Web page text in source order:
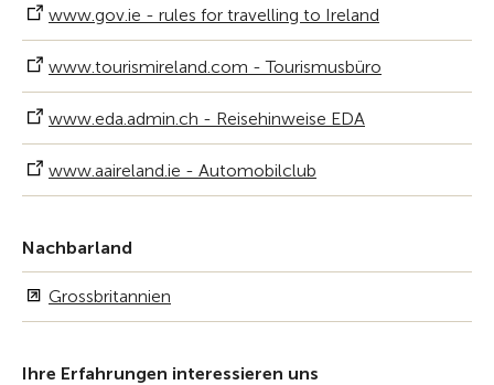
www.gov.ie - rules for travelling to Ireland
www.tourismireland.com - Tourismusbüro
www.eda.admin.ch - Reisehinweise EDA
www.aaireland.ie - Automobilclub
Nachbarland
Grossbritannien
Ihre Erfahrungen interessieren uns